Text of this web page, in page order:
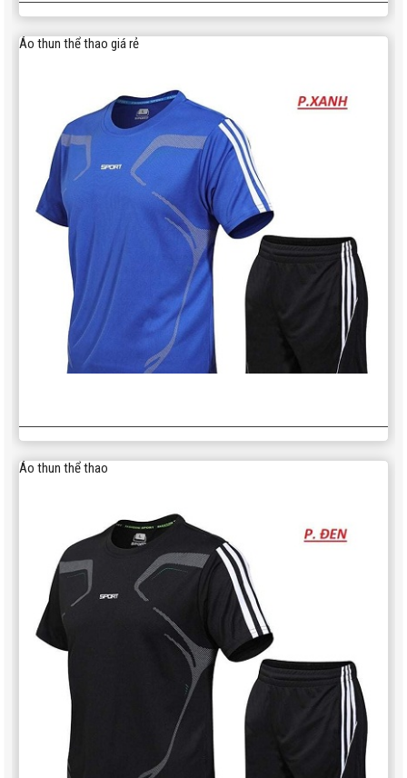
Áo thun thể thao giá rẻ
Áo thun thể thao